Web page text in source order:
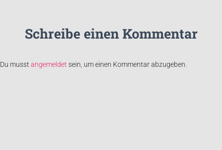
Schreibe einen Kommentar
Du musst angemeldet sein, um einen Kommentar abzugeben.